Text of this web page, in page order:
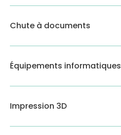
Chute à documents
Équipements informatiques
Impression 3D